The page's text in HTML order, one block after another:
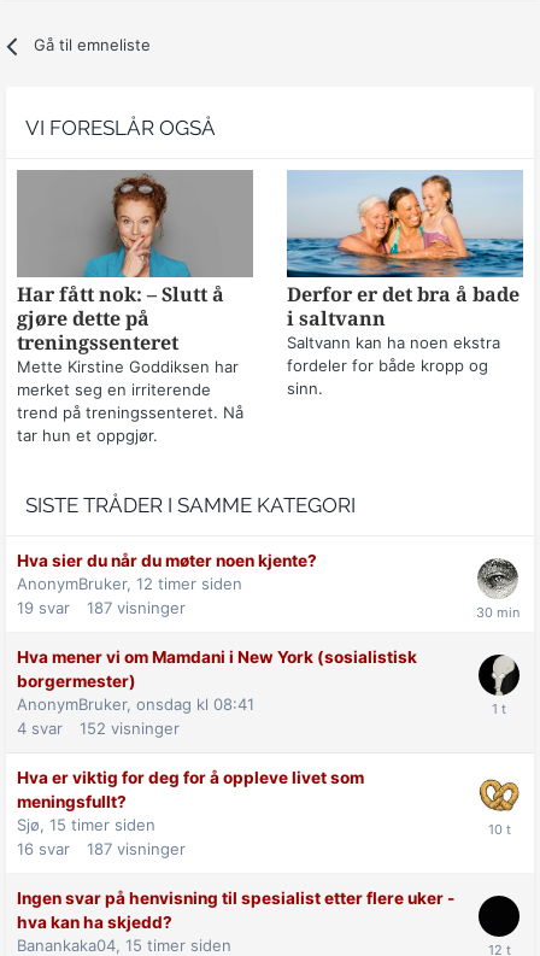
Gå til emneliste
VI FORESLÅR OGSÅ
Har fått nok: – Slutt å
gjøre dette på
treningssenteret
Mette Kirstine Goddiksen har
merket seg en irriterende
trend på treningssenteret. Nå
tar hun et oppgjør.
Derfor er det bra å bade
i saltvann
Saltvann kan ha noen ekstra
fordeler for både kropp og
sinn.
SISTE TRÅDER I SAMME KATEGORI
Hva sier du når du møter noen kjente?
AnonymBruker, 12 timer siden
19 svar 187 visninger
Hva mener vi om Mamdani i New York (sosialistisk
borgermester)
AnonymBruker, onsdag kl 08:41
4 svar 152 visninger
Hva er viktig for deg for å oppleve livet som
meningsfullt?
Sjø, 15 timer siden
16 svar 187 visninger
Ingen svar på henvisning til spesialist etter flere uker -
hva kan ha skjedd?
Banankaka04, 15 timer siden